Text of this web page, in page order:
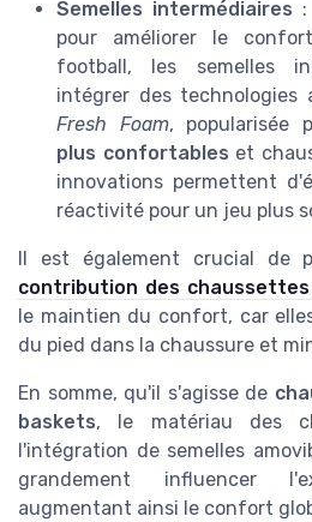
Semelles intermédiaires
pour améliorer le
football, les semelles
intégrer des technologies
Fresh Foam, popularisée
plus confortables et
innovations permettent
réactivité pour un jeu plus
Il est également crucial de
contribution des
le maintien du confort, car
du pied dans la chaussure et
En somme, qu'il s'agisse de
baskets, le matériau des
l'intégration de semelles
grandement influencer
augmentant ainsi le confort